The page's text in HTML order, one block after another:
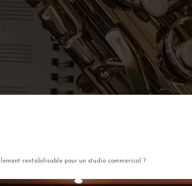
rentabilisable pour un studio commercial ?